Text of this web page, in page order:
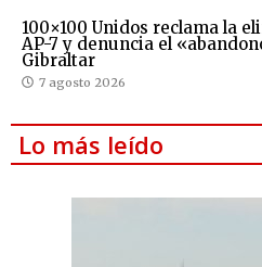
100×100 Unidos reclama la
AP-7 y denuncia el
Gibraltar
7 agosto 2026
Lo más leído